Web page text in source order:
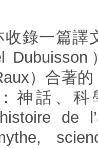
一篇譯
）合著
神話、科
de